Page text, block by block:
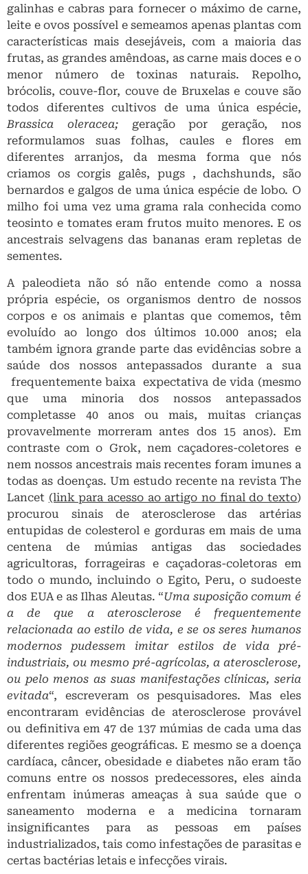
galinhas e cabras para fornecer o máximo de carne,
leite e ovos possível e semeamos apenas plantas com
características mais desejáveis, com a maioria das
frutas, as grandes amêndoas, as carne mais doces e o
menor número de toxinas naturais. Repolho,
brócolis, couve-flor, couve de Bruxelas e couve são
todos diferentes cultivos de uma única espécie,
Brassica oleracea;geração por geração, nos
reformulamos suas folhas, caules e flores em
diferentes arranjos, da mesma forma que nós
criamos os corgis galês, pugs , dachshunds, são
bernardos e galgos de uma única espécie de lobo. O
milho foi uma vez uma grama rala conhecida como
teosinto e tomates eram frutos muito menores. E os
ancestrais selvagens das bananas eram repletas de
sementes.
A paleodieta não só não entende como a nossa
própria espécie, os organismos dentro de nossos
corpos e os animais e plantas que comemos, têm
evoluído ao longo dos últimos 10.000 anos; ela
também ignora grande parte das evidências sobre a
saúde dos nossos antepassados durante a sua
frequentemente baixa expectativa de vida (mesmo
que uma minoria dos nossos antepassados
completasse 40 anos ou mais, muitas crianças
provavelmente morreram antes dos 15 anos). Em
contraste com o Grok, nem caçadores-coletores e
nem nossos ancestrais mais recentes foram imunes a
todas as doenças. Um estudo recente na revista The
Lancet (link para acesso ao artigo no final do texto)
procurou sinais de aterosclerose das artérias
entupidas de colesterol e gorduras em mais de uma
centena de múmias antigas das sociedades
agricultoras, forrageiras e caçadoras-coletoras em
todo o mundo, incluindo o Egito, Peru, o sudoeste
dos EUA e as Ilhas Aleutas. “Uma suposição comum é
a de que a aterosclerose é frequentemente
relacionada ao estilo de vida, e se os seres humanos
modernos pudessem imitar estilos de vida pré-
industriais, ou mesmo pré-agrícolas, a aterosclerose,
ou pelo menos as suas manifestações clínicas, seria
evitada“, escreveram os pesquisadores. Mas eles
encontraram evidências de aterosclerose provável
ou definitiva em 47 de 137 múmias de cada uma das
diferentes regiões geográficas. E mesmo se a doença
cardíaca, câncer, obesidade e diabetes não eram tão
comuns entre os nossos predecessores, eles ainda
enfrentam inúmeras ameaças à sua saúde que o
saneamento moderna e a medicina tornaram
insignificantes para as pessoas em países
industrializados, tais como infestações de parasitas e
certas bactérias letais e infecções virais.